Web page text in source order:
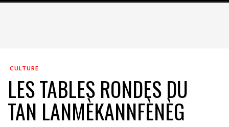
CULTURE
LES TABLES RONDES DU
TAN LANMÈKANNFÈNÈG